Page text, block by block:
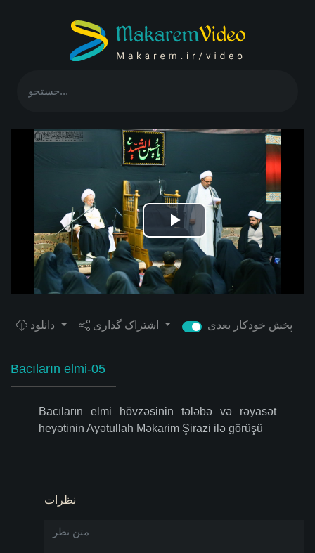
Play
Video
پخش خودکار بعدی
Bacıların elmi-05
Bacıların elmi hövzəsinin tələbə və rəyasət
heyətinin Ayətullah Məkarim Şirazi ilə görüşü
نظرات